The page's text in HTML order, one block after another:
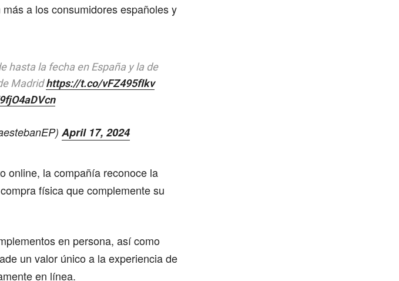
a los consumidores españoles y
hasta la fecha en España y la de
Madridhttps://t.co/vFZ495fIkv
April 17, 2024
online, la compañía reconoce la
física que complemente su
en persona, así como
un valor único a la experiencia de
en línea.